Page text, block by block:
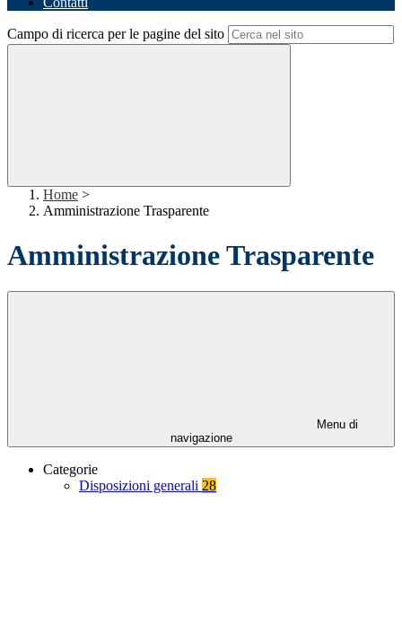
Campo di ricerca per le pagine del sito
Home >
Amministrazione Trasparente
Amministrazione Trasparente
Menu di
navigazione
Categorie
Disposizioni generali 28